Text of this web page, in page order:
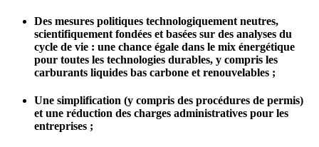
Des mesures politiques technologiquement neutres,
scientifiquement fondées et basées sur des analyses du
cycle de vie : une chance égale dans le mix énergétique
pour toutes les technologies durables, y compris les
carburants liquides bas carbone et renouvelables ;
Une simplification (y compris des procédures de permis)
et une réduction des charges administratives pour les
entreprises ;